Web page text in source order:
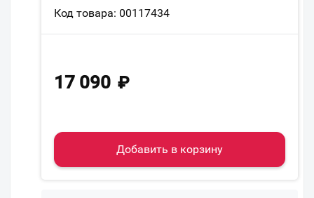
Код товара: 00117434
17 090 ₽
Добавить в корзину